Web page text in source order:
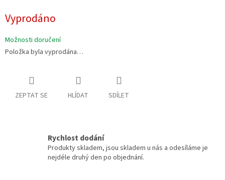
cena:
Vyprodáno
Možnosti doručení
Položka byla vyprodána…
ZEPTAT SE HLÍDAT SDÍLET
Rychlost dodání
Produkty skladem, jsou skladem u nás a odesíláme je
nejdéle druhý den po objednání.